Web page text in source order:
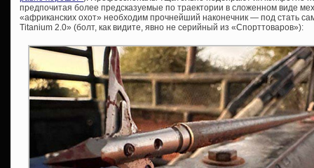
предпочитая более предсказуемые по траектории в сложенном виде
«африканских охот» необходим прочнейший наконечник — под стать
Titanium 2.0» (болт, как видите, явно не серийный из «Спорттоваров»):